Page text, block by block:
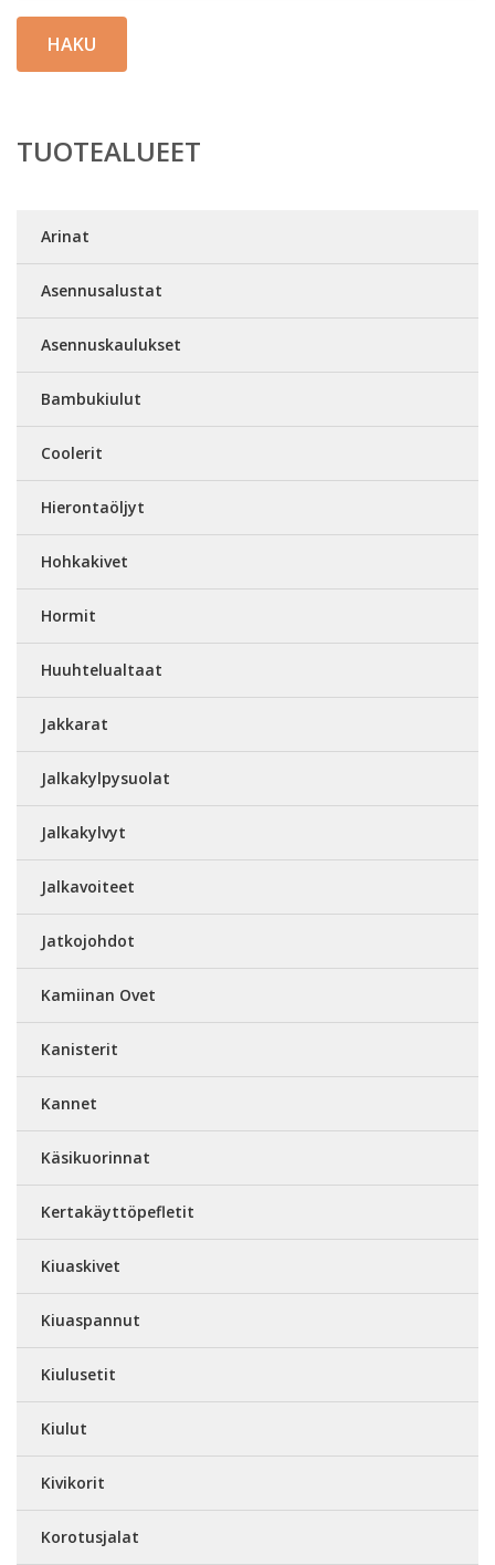
HAKU
TUOTEALUEET
Arinat
Asennusalustat
Asennuskaulukset
Bambukiulut
Coolerit
Hierontaöljyt
Hohkakivet
Hormit
Huuhtelualtaat
Jakkarat
Jalkakylpysuolat
Jalkakylvyt
Jalkavoiteet
Jatkojohdot
Kamiinan Ovet
Kanisterit
Kannet
Käsikuorinnat
Kertakäyttöpefletit
Kiuaskivet
Kiuaspannut
Kiulusetit
Kiulut
Kivikorit
Korotusjalat